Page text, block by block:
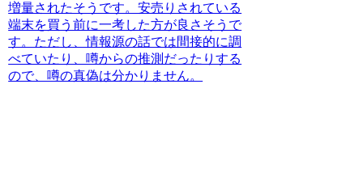
増量されたそうです。安売りされている
端末を買う前に一考した方が良さそうで
す。ただし、情報源の話では間接的に調
べていたり、噂からの推測だったりする
ので、噂の真偽は分かりません。